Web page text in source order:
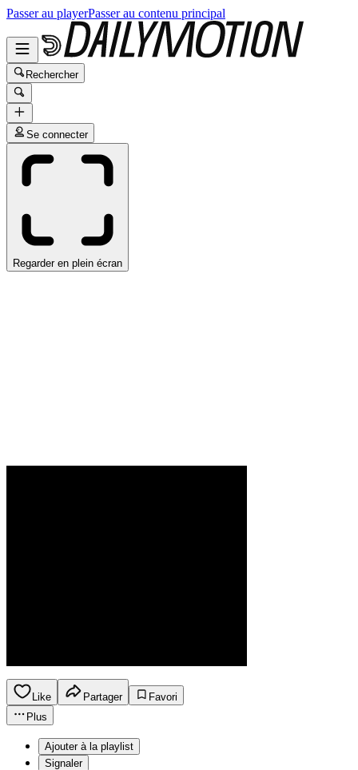
Passer au playerPasser au contenu principal
Rechercher
Se connecter
Regarder en plein écran
Like Partager
Favori
Plus
Ajouter à la playlist
Signaler